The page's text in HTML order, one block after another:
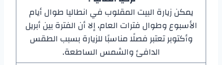
يمكن زيارة البيت المقلوب في انطاليا طوال أيام
الأسبوع وطوال فترات العام، إلا أن الفترة بين أبريل
وأكتوبر تعتبر فصلًا مناسبًا للزيارة بسبب الطقس
الدافئ والشمس الساطعة.